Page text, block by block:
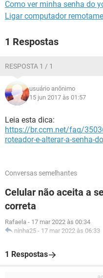
Como ver minha senha do
Ligar computador
1 Respostas
RESPOSTA 1 / 1
usuário anônimo
15 jun 2017 às 01:57
Leia esta dica:
https://br.ccm.net/faq/
roteador-e-alterar-a-senha-
Conversas semelhantes
Celular não aceita a
correta
Rafaela - 17 mar 2022 às 00:34
ninha25 - 17 mar 2022 às 06:33
1 Respostas